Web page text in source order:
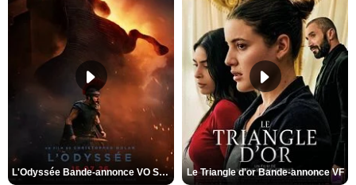
L'Odyssée Bande-annonce VO STFR Le Triangle d'or Bande-annonce VF